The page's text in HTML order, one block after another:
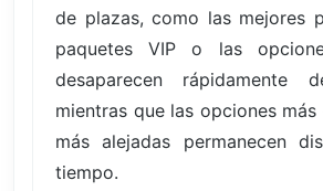
de plazas, como las mejores
paquetes VIP o las
desaparecen rápidamente
mientras que las opciones
más alejadas permanecen
tiempo.